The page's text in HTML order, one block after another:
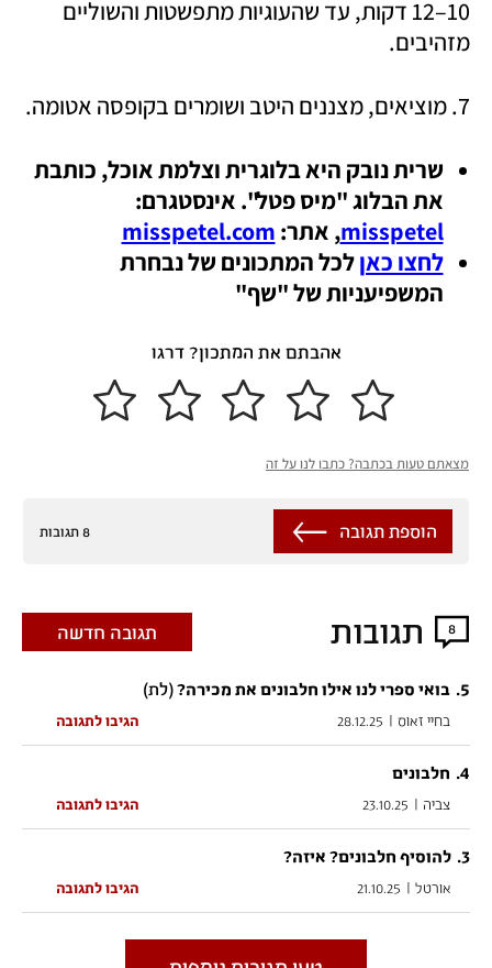
מזהיבים.
7. מוציאים, מצננים היטב ושומרים בקופסה אטומה.
את הבלוג "מיס פטל". אינסטגרם:
misspetel, אתר: misspetel.com
לחצו כאן
המשפיעניות של "שף"
אהבתם את המתכון? דרגו
מצאתם טעות בכתבה? כתבו לנו על זה
8 תגובות הוספת תגובה
8 תגובות תגובה חדשה
5
. בואי ספרי לנו אילו חלבונים את מכירה?(לת)
בחיי זאוס |
28.12.25 הגיבו לתגובה
4
. חלבונים
צביה |
23.10.25 הגיבו לתגובה
3
. להוסיף חלבונים? איזה?
אורטל |
21.10.25 הגיבו לתגובה